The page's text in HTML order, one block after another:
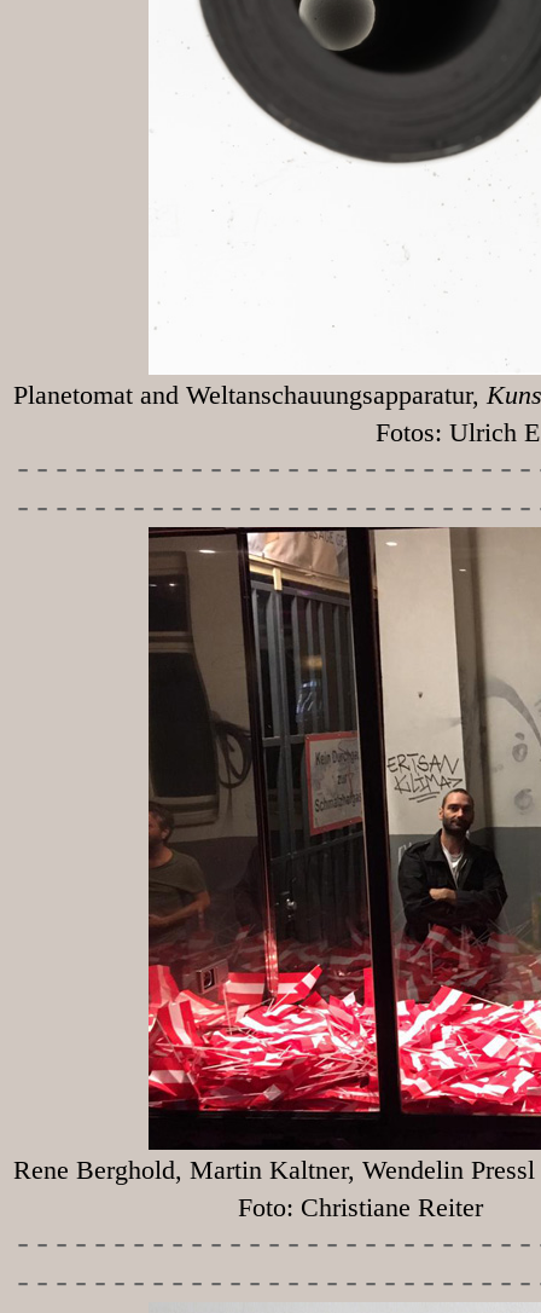
Planetomat and Weltanschauungsapparatur,
Fotos: Ulrich
-----------
Rene Berghold, Martin Kaltner, Wendelin Pressl
Foto: Christiane Reiter
-----------